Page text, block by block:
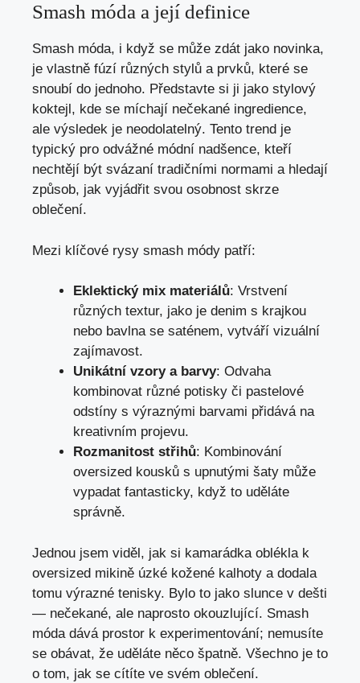
Smash móda a její definice
Smash móda, i když se může zdát jako novinka,
je vlastně fúzí různých stylů a prvků, které se
snoubí do jednoho. Představte si ji jako stylový
koktejl, kde se míchají nečekané ingredience,
ale výsledek je neodolatelný. Tento trend je
typický pro odvážné módní nadšence, kteří
nechtějí být svázaní tradičními normami a hledají
způsob, jak vyjádřit svou osobnost skrze
oblečení.
Mezi klíčové rysy smash módy patří:
Eklektický mix materiálů: Vrstvení
různých textur, jako je denim s krajkou
nebo bavlna se saténem, vytváří vizuální
zajímavost.
Unikátní vzory a barvy: Odvaha
kombinovat různé potisky či pastelové
odstíny s výraznými barvami přidává na
kreativním projevu.
Rozmanitost střihů: Kombinování
oversized kousků s upnutými šaty může
vypadat fantasticky, když to uděláte
správně.
Jednou jsem viděl, jak si kamarádka oblékla k
oversized mikině úzké kožené kalhoty a dodala
tomu výrazné tenisky. Bylo to jako slunce v dešti
— nečekané, ale naprosto okouzlující. Smash
móda dává prostor k experimentování; nemusíte
se obávat, že uděláte něco špatně. Všechno je to
o tom, jak se cítíte ve svém oblečení.